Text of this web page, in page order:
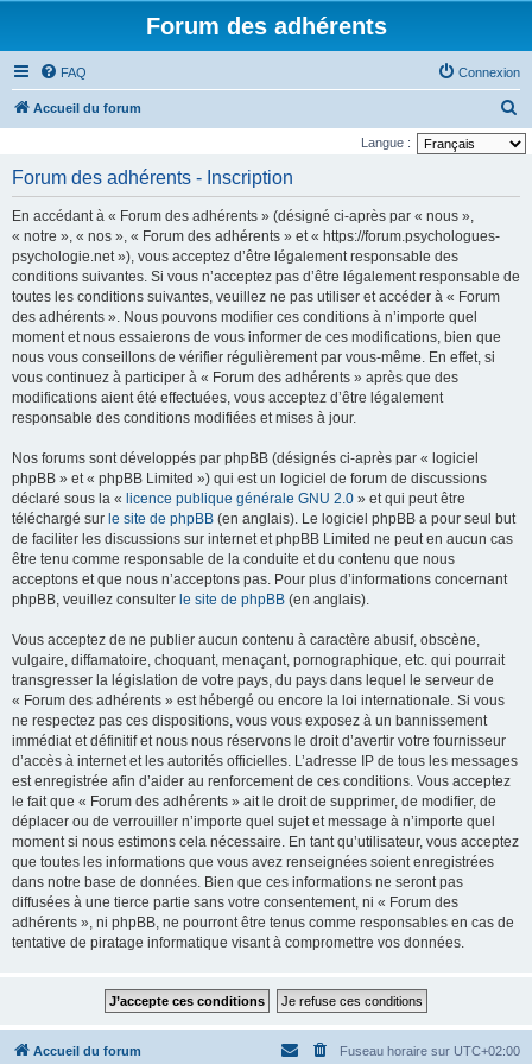
Forum des adhérents
FAQ Connexion
Accueil du forum
e
Langue :
Forum des adhérents - Inscription
En accédant à « Forum des adhérents » (désigné ci-après par « nous »,
« notre », « nos », « Forum des adhérents » et « https://forum.psychologues-
psychologie.net »), vous acceptez d’être légalement responsable des
conditions suivantes. Si vous n’acceptez pas d’être légalement responsable de
toutes les conditions suivantes, veuillez ne pas utiliser et accéder à « Forum
des adhérents ». Nous pouvons modifier ces conditions à n’importe quel
moment et nous essaierons de vous informer de ces modifications, bien que
nous vous conseillons de vérifier régulièrement par vous-même. En effet, si
vous continuez à participer à « Forum des adhérents » après que des
modifications aient été effectuées, vous acceptez d’être légalement
responsable des conditions modifiées et mises à jour.
Nos forums sont développés par phpBB (désignés ci-après par « logiciel
phpBB » et « phpBB Limited ») qui est un logiciel de forum de discussions
déclaré sous la « licence publique générale GNU 2.0 » et qui peut être
téléchargé sur le site de phpBB (en anglais). Le logiciel phpBB a pour seul but
de faciliter les discussions sur internet et phpBB Limited ne peut en aucun cas
être tenu comme responsable de la conduite et du contenu que nous
acceptons et que nous n’acceptons pas. Pour plus d’informations concernant
phpBB, veuillez consulter le site de phpBB (en anglais).
Vous acceptez de ne publier aucun contenu à caractère abusif, obscène,
vulgaire, diffamatoire, choquant, menaçant, pornographique, etc. qui pourrait
transgresser la législation de votre pays, du pays dans lequel le serveur de
« Forum des adhérents » est hébergé ou encore la loi internationale. Si vous
ne respectez pas ces dispositions, vous vous exposez à un bannissement
immédiat et définitif et nous nous réservons le droit d’avertir votre fournisseur
d’accès à internet et les autorités officielles. L’adresse IP de tous les messages
est enregistrée afin d’aider au renforcement de ces conditions. Vous acceptez
le fait que « Forum des adhérents » ait le droit de supprimer, de modifier, de
déplacer ou de verrouiller n’importe quel sujet et message à n’importe quel
moment si nous estimons cela nécessaire. En tant qu’utilisateur, vous acceptez
que toutes les informations que vous avez renseignées soient enregistrées
dans notre base de données. Bien que ces informations ne seront pas
diffusées à une tierce partie sans votre consentement, ni « Forum des
adhérents », ni phpBB, ne pourront être tenus comme responsables en cas de
tentative de piratage informatique visant à compromettre vos données.
Accueil du forum Fuseau horaire sur UTC+02:00